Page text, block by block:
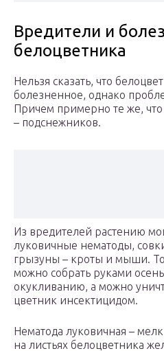
Вредители и
белоцветника
Нельзя сказать, что
болезненное, однако
Причем примерно те же,
– подснежников.
Из вредителей растению
луковичные нематоды,
грызуны – кроты и мыши.
можно собрать руками
окукливанию, а можно
цветник инсектицидом.
Нематода луковичная –
на листьях белоцветника